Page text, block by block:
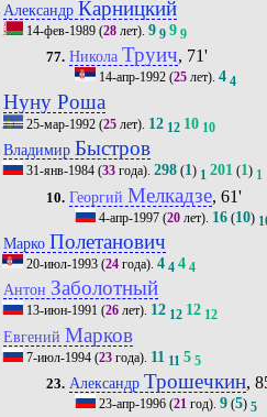
Александр Карницкий
14-фев-1989(28лет). 9 9 9 9
77. Никола Труич, 71'
14-апр-1992 (25 лет).4 4
Нуну Роша
25-мар-1992(25лет). 12 12 10 10
Владимир Быстров
31-янв-1984(33года). 298(1) 1 201(1) 1
10. Георгий Мелкадзе, 61'
4-апр-1997 (20 лет). 16 (10)
Марко Полетанович
20-июл-1993(24года). 4 4 4 4
Антон Заболотный
13-июн-1991 (26лет). 12 12 12 12
Евгений Марков
7-июл-1994(23года). 11 11 5 5
23. Александр Трошечкин,
23-апр-1996 (21 год).9 (5) 5